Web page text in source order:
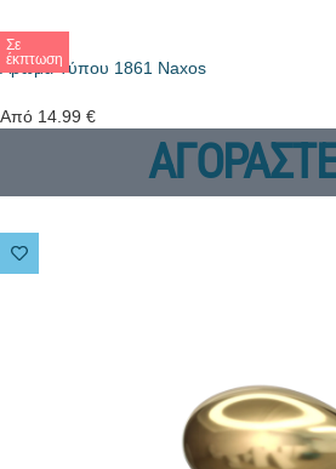
Σε
έκπτωση
Άρωμα Τύπου 1861 Naxos
Από 14.99 €